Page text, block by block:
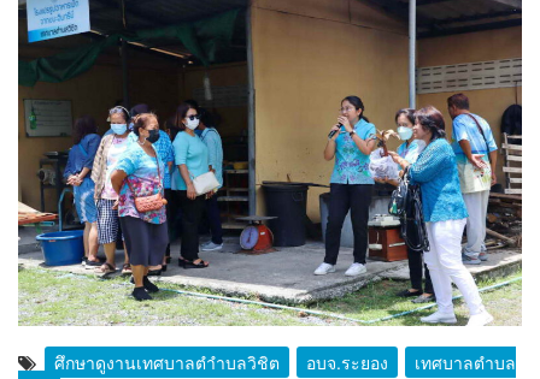
ศึกษาดูงานเทศบาลตำำบลวิชิต อบจ.ระยอง
เทศบาลตำบล